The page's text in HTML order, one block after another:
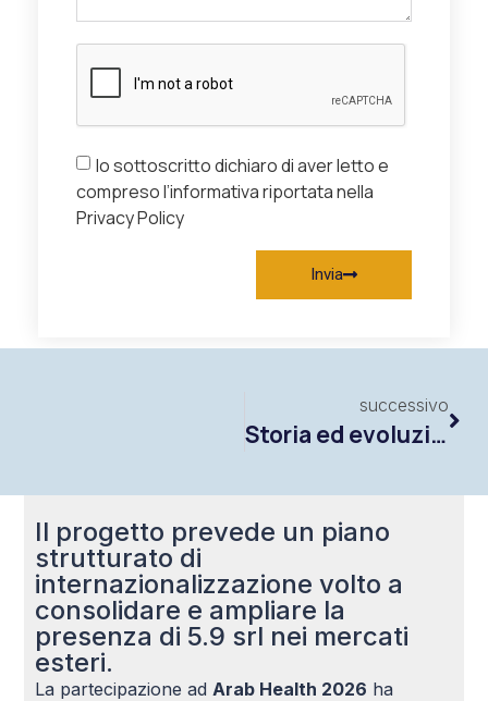
Io sottoscritto dichiaro di aver letto e
compreso l’informativa riportata nella
Privacy Policy
Invia
successivo
Storia ed evoluzione della bilancia
Il progetto prevede un piano
strutturato di
internazionalizzazione volto a
consolidare e ampliare la
presenza di 5.9 srl nei mercati
esteri.
La partecipazione ad Arab Health 2026 ha